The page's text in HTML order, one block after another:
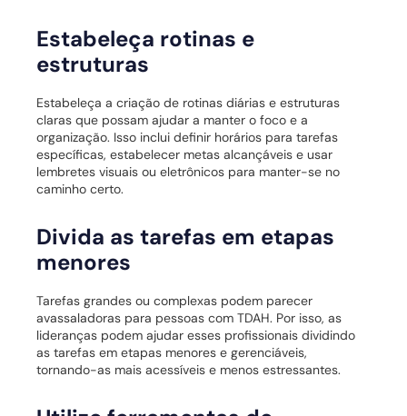
Estabeleça rotinas e
estruturas
Estabeleça a criação de rotinas diárias e estruturas
claras que possam ajudar a manter o foco e a
organização. Isso inclui definir horários para tarefas
específicas, estabelecer metas alcançáveis e usar
lembretes visuais ou eletrônicos para manter-se no
caminho certo.
Divida as tarefas em etapas
menores
Tarefas grandes ou complexas podem parecer
avassaladoras para pessoas com TDAH. Por isso, as
lideranças podem ajudar esses profissionais dividindo
as tarefas em etapas menores e gerenciáveis,
tornando-as mais acessíveis e menos estressantes.